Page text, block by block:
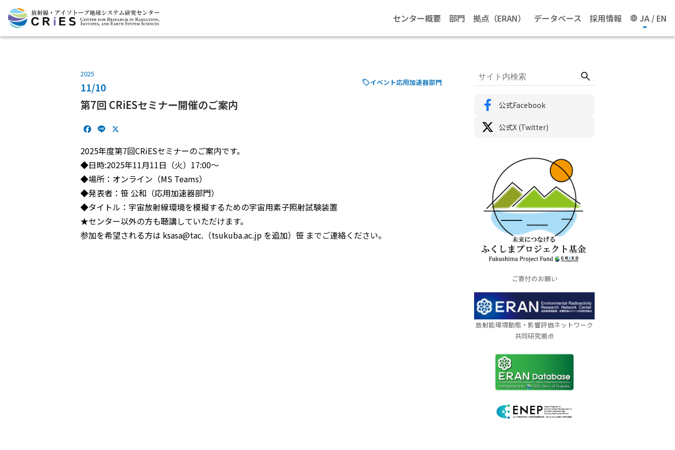
センター概要 部門 拠点（ERAN） データベース 採用情報 JA EN
2025
11/10 イベント応用加速器部門
第7回 CRiESセミナー開催のご案内
c
e
b
o
o
k
n
e
2025年度第7回CRiESセミナーのご案内です。
◆日時:2025年11月11日（火）17:00～
◆場所：オンライン（MS Teams）
◆発表者：笹 公和（応用加速器部門）
◆タイトル：宇宙放射線環境を模擬するための宇宙用素子照射試験装置
★センター以外の方も聴講していただけます。
参加を希望される方は ksasa@tac.（tsukuba.ac.jp を追加）笹 までご連絡ください。
公式Facebook
公式X (Twitter)
ご寄付のお願い
放射能環境動態・影響評価ネットワーク
共同研究拠点